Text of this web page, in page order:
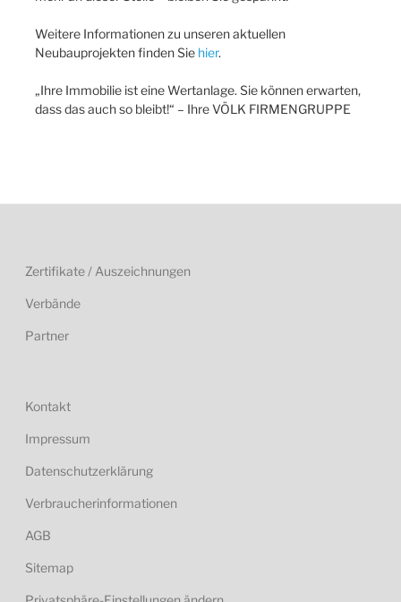
Weitere Informationen zu unseren aktuellen
Neubauprojekten finden Sie hier.
„Ihre Immobilie ist eine Wertanlage. Sie können erwarten,
dass das auch so bleibt!“ – Ihre VÖLK FIRMENGRUPPE
Zertifikate / Auszeichnungen
Verbände
Partner
Kontakt
Impressum
Datenschutzerklärung
Verbraucherinformationen
AGB
Sitemap